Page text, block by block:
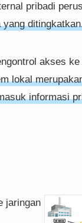
pribadi
yang
akses
lokal
informasi
jaringan